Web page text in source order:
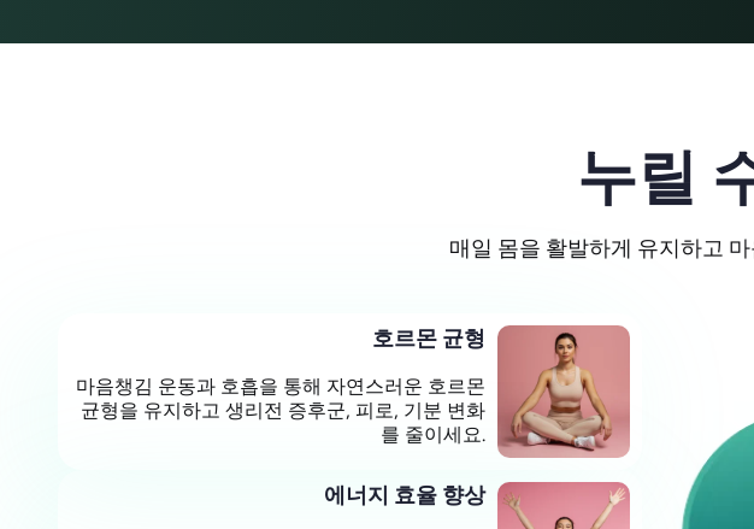
누릴
매일 몸을 활발하게 유지하고
호르몬 균형
마음챙김 운동과 호흡을 통해 자연스러운 호르몬
균형을 유지하고 생리전 증후군, 피로, 기분 변화
를 줄이세요.
에너지 효율 향상